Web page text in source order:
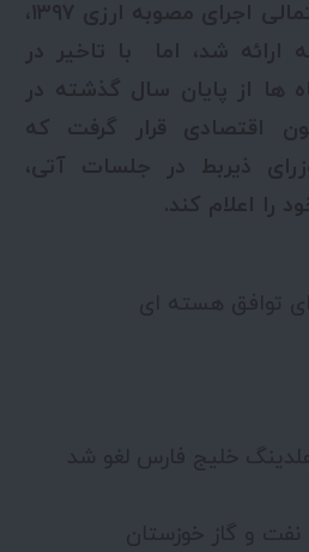
ارائه شد، اما با تاخیر در
ها از پایان سال گذشته در
اقتصادی قرار گرفت که
ذیربط در جلسات آتی،
را اعلام کند.
توافق هسته ای
خلیج فارس لغو شد
نفت و گاز خوزستان